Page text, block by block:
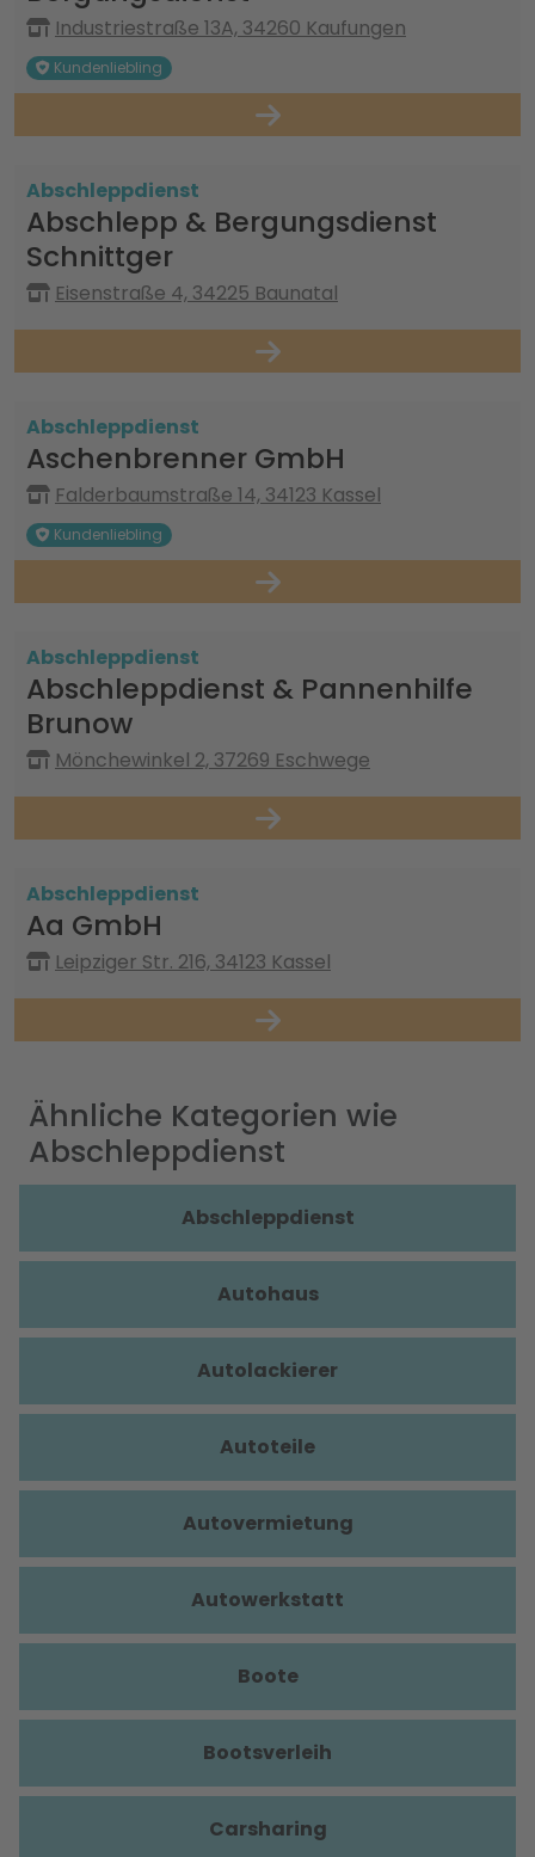
Industriestraße 13A, 34260 Kaufungen
Kundenliebling
Abschleppdienst
Abschlepp & Bergungsdienst
Schnittger
Eisenstraße 4, 34225 Baunatal
Abschleppdienst
Aschenbrenner GmbH
Falderbaumstraße 14, 34123 Kassel
Kundenliebling
Abschleppdienst
Abschleppdienst & Pannenhilfe
Brunow
Mönchewinkel 2, 37269 Eschwege
Abschleppdienst
Aa GmbH
Leipziger Str. 216, 34123 Kassel
Ähnliche Kategorien wie
Abschleppdienst
Abschleppdienst
Autohaus
Autolackierer
Autoteile
Autovermietung
Autowerkstatt
Boote
Bootsverleih
Carsharing